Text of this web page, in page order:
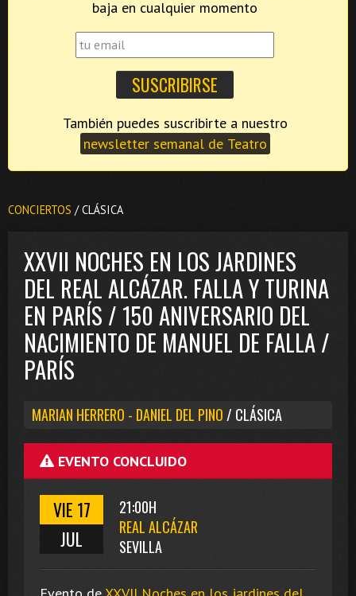
baja en cualquier momento
newsletter semanal de Teatro
CONCIERTOS / CLÁSICA
XXVII NOCHES EN LOS JARDINES
DEL REAL ALCÁZAR. FALLA Y TURINA
EN PARÍS / 150 ANIVERSARIO DEL
NACIMIENTO DE MANUEL DE FALLA /
PARÍS
MARIAN HERRERO - DANIEL DEL PINO / CLÁSICA
EVENTO CONCLUIDO
VIE 17
JUL
21:00H
REAL ALCÁZAR
SEVILLA